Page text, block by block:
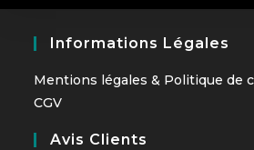
Informations Légales
Mentions légales & Politique de
CGV
Avis Clients